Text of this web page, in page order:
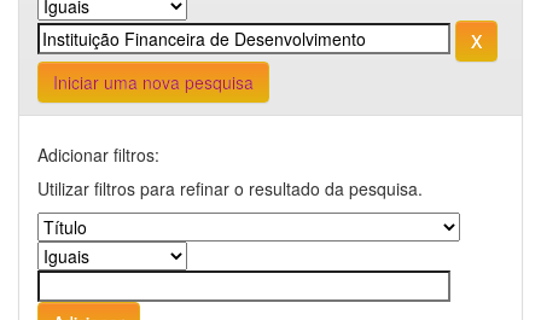
Iniciar uma nova pesquisa
Adicionar filtros:
Utilizar filtros para refinar o resultado da pesquisa.